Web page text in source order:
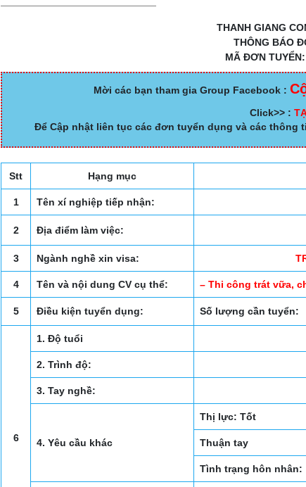
THANH GIANG
THÔNG BÁO
MÃ ĐƠN
Mời các bạn tham gia Group Facebook :
Click>> :
Để Cập nhật liên tục các đơn tuyển dụng và các
Stt Hạng mục
1 Tên xí nghiệp tiếp nhận:
2 Địa điểm làm việc:
3 Ngành nghề xin visa:
4 Tên và nội dung CV cụ thể: – Thi công trát vữa,
5 Điều kiện tuyển dụng: Số lượng cần tuyển:
6
1. Độ tuổi
2. Trình độ:
3. Tay nghề:
4. Yêu cầu khác
Thị lực: Tốt
Thuận tay
Tình trạng hôn nhân: